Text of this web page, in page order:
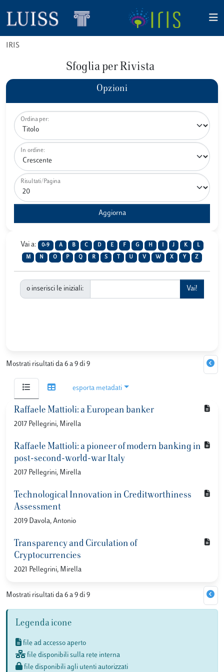
IRIS
Sfoglia per Rivista
Opzioni
Ordina per:
In ordine:
Risultati/Pagina
Vai a: 0-9 A B C D E F G H J K L
M N O P Q R S U V W X Y Z
o inserisci le iniziali:
Mostrati risultati da 6 a 9 di 9
esporta metadati
Raffaele Mattioli: a European banker
2017 Pellegrini, Mirella
Raffaele Mattioli: a pioneer of modern banking in
post-second-world-war Italy
2017 Pellegrini, Mirella
Technological Innovation in Creditworthiness
Assessment
2019 Davola, Antonio
Transparency and Circulation of
Cryptocurrencies
2021 Pellegrini, Mirella
Mostrati risultati da 6 a 9 di 9
Legenda icone
file ad accesso aperto
file disponibili sulla rete interna
file disponibili agli utenti autorizzati